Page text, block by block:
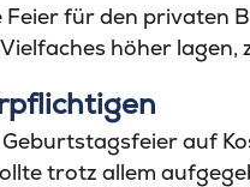
für den privaten
höher lagen,
auf
trotz allem